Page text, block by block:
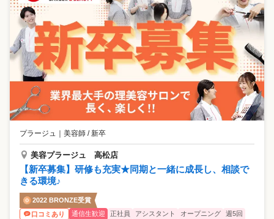
プラージュ ｜ 美容師 / 新卒
美容プラージュ 高松店
【新卒募集】研修も充実★同期と一緒に成長し、相談で
きる環境♪
2022 BRONZE受賞
口コミあり
通信生歓迎 正社員 アシスタント オープニング
週5回